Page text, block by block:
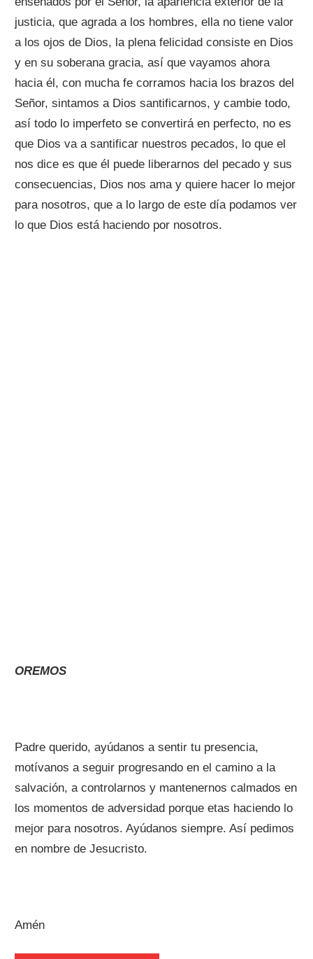
justicia, que agrada a los hombres, ella no tiene valor
a los ojos de Dios, la plena felicidad consiste en Dios
y en su soberana gracia, así que vayamos ahora
hacia él, con mucha fe corramos hacia los brazos del
Señor, sintamos a Dios santificarnos, y cambie todo,
así todo lo imperfeto se convertirá en perfecto, no es
que Dios va a santificar nuestros pecados, lo que el
nos dice es que él puede liberarnos del pecado y sus
consecuencias, Dios nos ama y quiere hacer lo mejor
para nosotros, que a lo largo de este día podamos ver
lo que Dios está haciendo por nosotros.
OREMOS
Padre querido, ayúdanos a sentir tu presencia,
motívanos a seguir progresando en el camino a la
salvación, a controlarnos y mantenernos calmados en
los momentos de adversidad porque etas haciendo lo
mejor para nosotros. Ayúdanos siempre. Así pedimos
en nombre de Jesucristo.
Amén